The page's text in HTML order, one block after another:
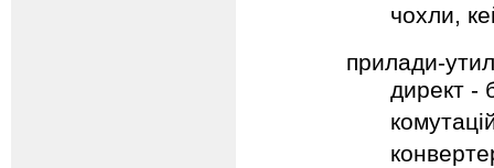
чохли,
прилади-
директ -